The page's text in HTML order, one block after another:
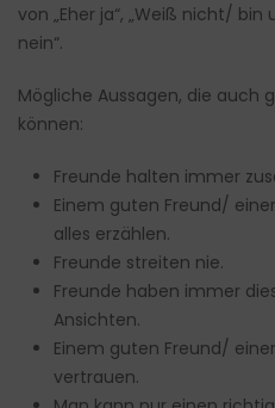
von „Eher ja“, „Weiß nicht/ bin
nein“.
Mögliche Aussagen, die auch
können:
Freunde halten immer
Einem guten Freund/
alles erzählen.
Freunde streiten nie.
Freunde haben immer
Ansichten.
Einem guten Freund/
vertrauen.